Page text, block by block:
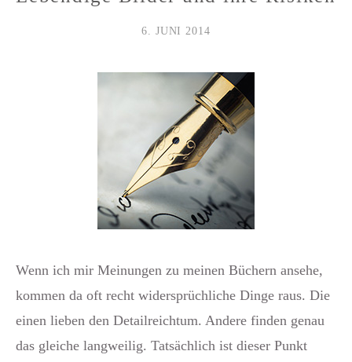
6. JUNI 2014
Wenn ich mir Meinungen zu meinen Büchern ansehe,
kommen da oft recht widersprüchliche Dinge raus. Die
einen lieben den Detailreichtum. Andere finden genau
das gleiche langweilig. Tatsächlich ist dieser Punkt